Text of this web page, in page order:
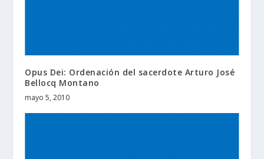
Opus Dei: Ordenación del sacerdote Arturo José
Bellocq Montano
mayo 5, 2010